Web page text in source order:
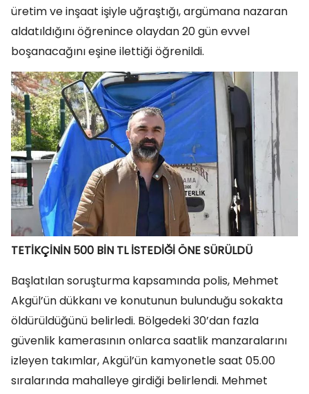
üretim ve inşaat işiyle uğraştığı, argümana nazaran
aldatıldığını öğrenince olaydan 20 gün evvel
boşanacağını eşine ilettiği öğrenildi.
TETİKÇİNİN 500 BİN TL İSTEDİĞİ ÖNE SÜRÜLDÜ
Başlatılan soruşturma kapsamında polis, Mehmet
Akgül’ün dükkanı ve konutunun bulunduğu sokakta
öldürüldüğünü belirledi. Bölgedeki 30’dan fazla
güvenlik kamerasının onlarca saatlik manzaralarını
izleyen takımlar, Akgül’ün kamyonetle saat 05.00
sıralarında mahalleye girdiği belirlendi. Mehmet